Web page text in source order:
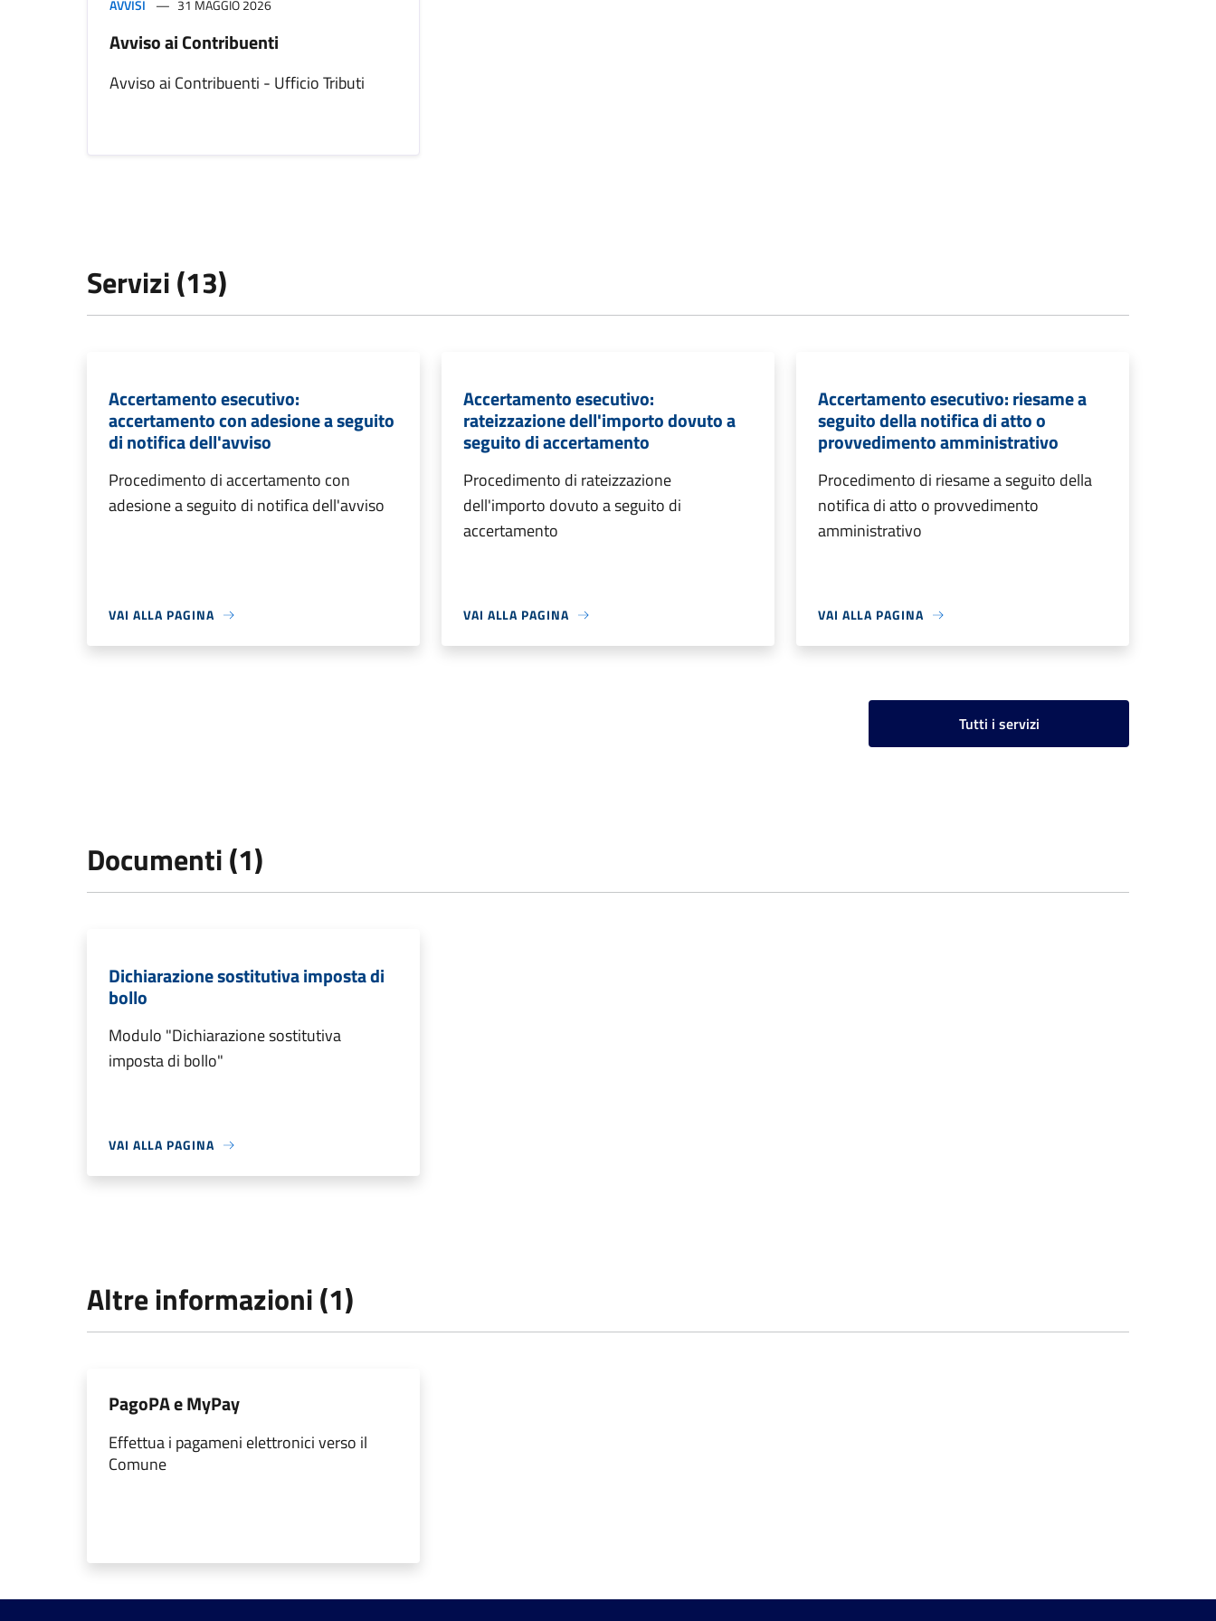
AVVISI 31 MAGGIO 2026
Avviso ai Contribuenti
Avviso ai Contribuenti - Ufficio Tributi
Servizi (13)
Accertamento esecutivo:
accertamento con adesione a seguito
di notifica dell'avviso
Procedimento di accertamento con
adesione a seguito di notifica dell'avviso
VAI ALLA PAGINA
Accertamento esecutivo:
rateizzazione dell'importo dovuto a
seguito di accertamento
Procedimento di rateizzazione
dell'importo dovuto a seguito di
accertamento
VAI ALLA PAGINA
Accertamento esecutivo: riesame a
seguito della notifica di atto o
provvedimento amministrativo
Procedimento di riesame a seguito della
notifica di atto o provvedimento
amministrativo
VAI ALLA PAGINA
Tutti i servizi
Documenti (1)
Dichiarazione sostitutiva imposta di
bollo
Modulo "Dichiarazione sostitutiva
imposta di bollo"
VAI ALLA PAGINA
Altre informazioni (1)
PagoPA e MyPay
Effettua i pagameni elettronici verso il
Comune